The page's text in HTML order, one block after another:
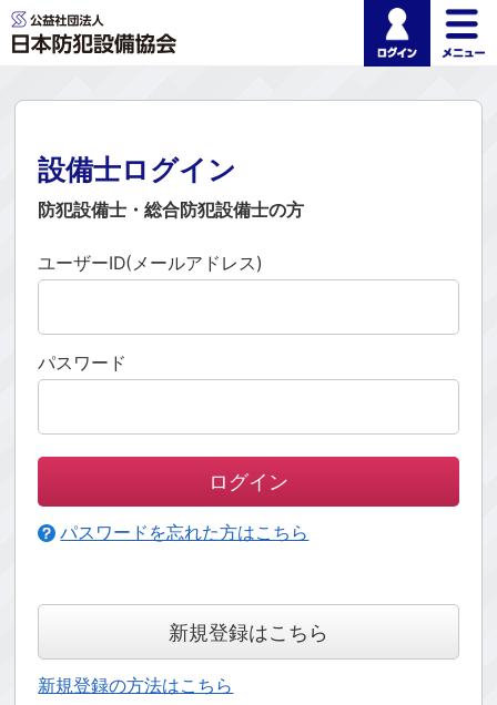
公益社団法人 日本
ログイ
設備士ログイン
防犯設備士・総合防犯設備士の方
ユーザーID(メールアドレス)
パスワード
パスワードを忘れた方はこちら
新規登録はこちら
新規登録の方法はこちら